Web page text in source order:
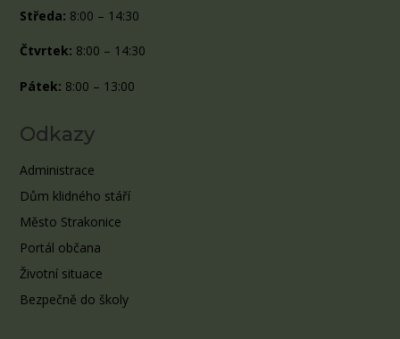
Středa: 8:00 – 14:30
Čtvrtek: 8:00 – 14:30
Pátek: 8:00 – 13:00
Odkazy
Administrace
Dům klidného stáří
Město Strakonice
Portál občana
Životní situace
Bezpečně do školy